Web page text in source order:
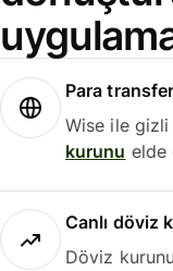
Para transferi
Wise ile
kurunu elde
Canlı döviz
Döviz